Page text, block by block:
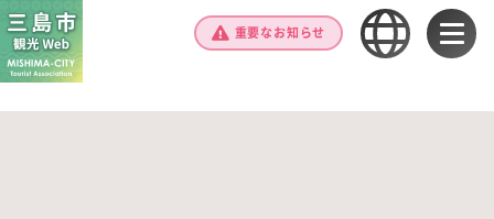
重要なお知らせ